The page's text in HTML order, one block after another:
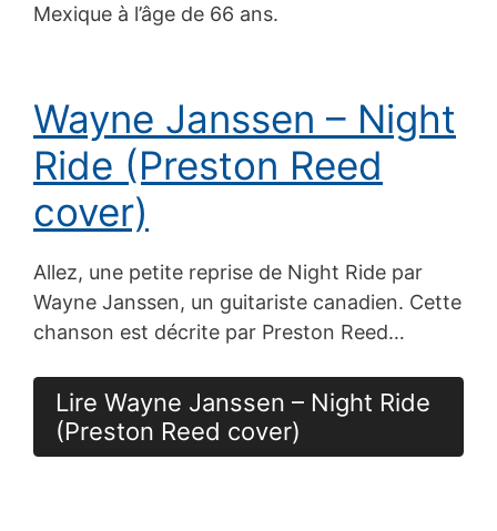
Mexique à l’âge de 66 ans.
Wayne Janssen – Night
Ride (Preston Reed
cover)
Allez, une petite reprise de Night Ride par
Wayne Janssen, un guitariste canadien. Cette
chanson est décrite par Preston Reed…
Lire Wayne Janssen – Night Ride
(Preston Reed cover)